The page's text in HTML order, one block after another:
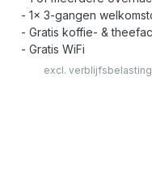
1x 3-gangen
Gratis koffie- &
Gratis WiFi
excl.